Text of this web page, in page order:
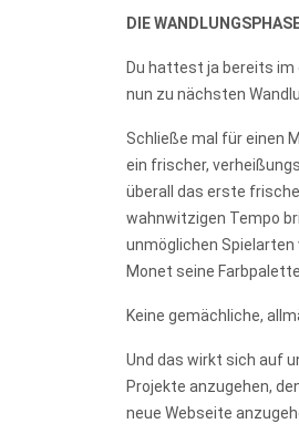
DIE
Du hattest ja bereits im
nun zu nächsten
Schließe mal für einen
ein frischer,
überall das erste
wahnwitzigen Tempo
unmöglichen Spielarten
Monet seine
Keine gemächliche,
Und das wirkt sich auf
Projekte anzugehen,
neue Webseite